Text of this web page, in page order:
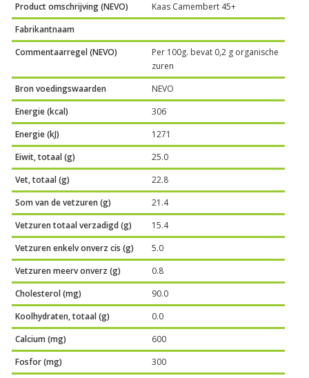
Product omschrijving (NEVO)
Kaas Camembert 45+
Fabrikantnaam
Commentaarregel (NEVO)
Per 100g. bevat 0,2 g organische
zuren
Bron voedingswaarden
NEVO
Energie (kcal)
306
Energie (kJ)
1271
Eiwit, totaal (g)
25.0
Vet, totaal (g)
22.8
Som van de vetzuren (g)
21.4
Vetzuren totaal verzadigd (g)
15.4
Vetzuren enkelv onverz cis (g)
5.0
Vetzuren meerv onverz (g)
0.8
Cholesterol (mg)
90.0
Koolhydraten, totaal (g)
0.0
Calcium (mg)
600
Fosfor (mg)
300